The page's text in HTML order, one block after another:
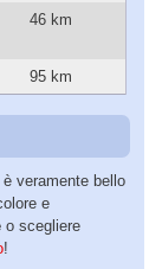
46 km
95 km
veramente bello
e
o scegliere
!